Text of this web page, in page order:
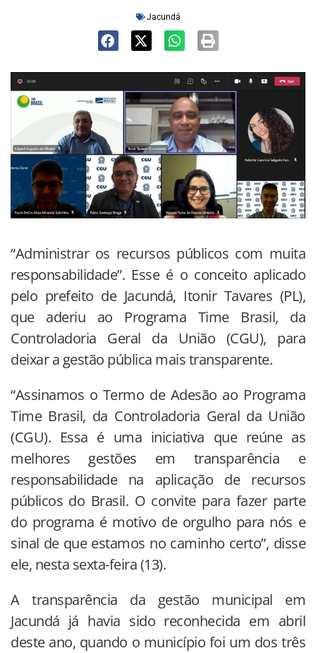
Jacundá
“Administrar os recursos públicos com muita
responsabilidade”. Esse é o conceito aplicado
pelo prefeito de Jacundá, Itonir Tavares (PL),
que aderiu ao Programa Time Brasil, da
Controladoria Geral da União (CGU), para
deixar a gestão pública mais transparente.
“Assinamos o Termo de Adesão ao Programa
Time Brasil, da Controladoria Geral da União
(CGU). Essa é uma iniciativa que reúne as
melhores gestões em transparência e
responsabilidade na aplicação de recursos
públicos do Brasil. O convite para fazer parte
do programa é motivo de orgulho para nós e
sinal de que estamos no caminho certo”, disse
ele, nesta sexta-feira (13).
A transparência da gestão municipal em
Jacundá já havia sido reconhecida em abril
deste ano, quando o município foi um dos três